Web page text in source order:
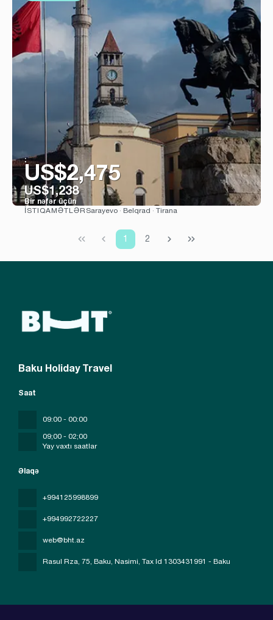
:
US$2,475
US$1,238
Bir nəfər üçün
İSTIQAMƏTLƏR Sarayevo · Belqrad · Tirana
1 2
Baku Holiday Travel
Əlaqə
+994125998899
+994992722227
web@bht.az
Rasul Rza, 75, Baku, Nasimi, Tax Id 1303431991 - Baku
Saat
09:00 - 00:00
09;00 - 02;00
Yay vaxtı saatlar